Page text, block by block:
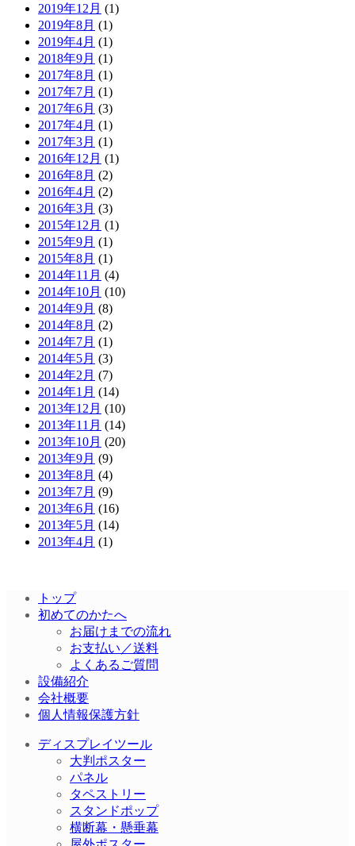
2019年12月 (1)
2019年8月 (1)
2019年4月 (1)
2018年9月 (1)
2017年8月 (1)
2017年7月 (1)
2017年6月 (3)
2017年4月 (1)
2017年3月 (1)
2016年12月 (1)
2016年8月 (2)
2016年4月 (2)
2016年3月 (3)
2015年12月 (1)
2015年9月 (1)
2015年8月 (1)
2014年11月 (4)
2014年10月 (10)
2014年9月 (8)
2014年8月 (2)
2014年7月 (1)
2014年5月 (3)
2014年2月 (7)
2014年1月 (14)
2013年12月 (10)
2013年11月 (14)
2013年10月 (20)
2013年9月 (9)
2013年8月 (4)
2013年7月 (9)
2013年6月 (16)
2013年5月 (14)
2013年4月 (1)
トップ
初めてのかたへ
お届けまでの流れ
お支払い／送料
よくあるご質問
設備紹介
会社概要
個人情報保護方針
ディスプレイツール
大判ポスター
パネル
タペストリー
スタンドポップ
横断幕・懸垂幕